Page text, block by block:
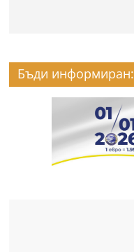
Бъди информиран: